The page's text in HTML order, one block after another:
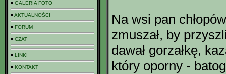
GALERIA FOTO
AKTUALNOŚCI
FORUM
CZAT
LINKI
KONTAKT
Na wsi pan
zmuszał, by
dawał gorzałkę,
który oporny -